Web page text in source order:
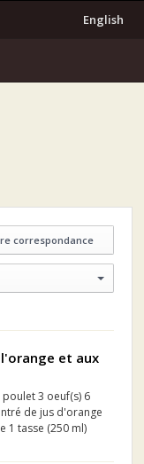
English
correspondance
et aux
poulet 3 oeuf(s) 6
de jus d'orange
1 tasse (250 ml)
finement